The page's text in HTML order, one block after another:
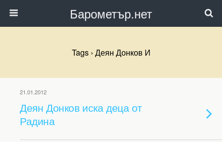
Барометър.нет
Tags › Деян Донков И
21.01.2012
Деян Донков иска деца от
Радина